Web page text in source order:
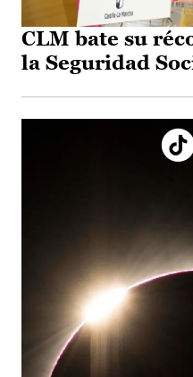
CLM bate su
la Seguridad